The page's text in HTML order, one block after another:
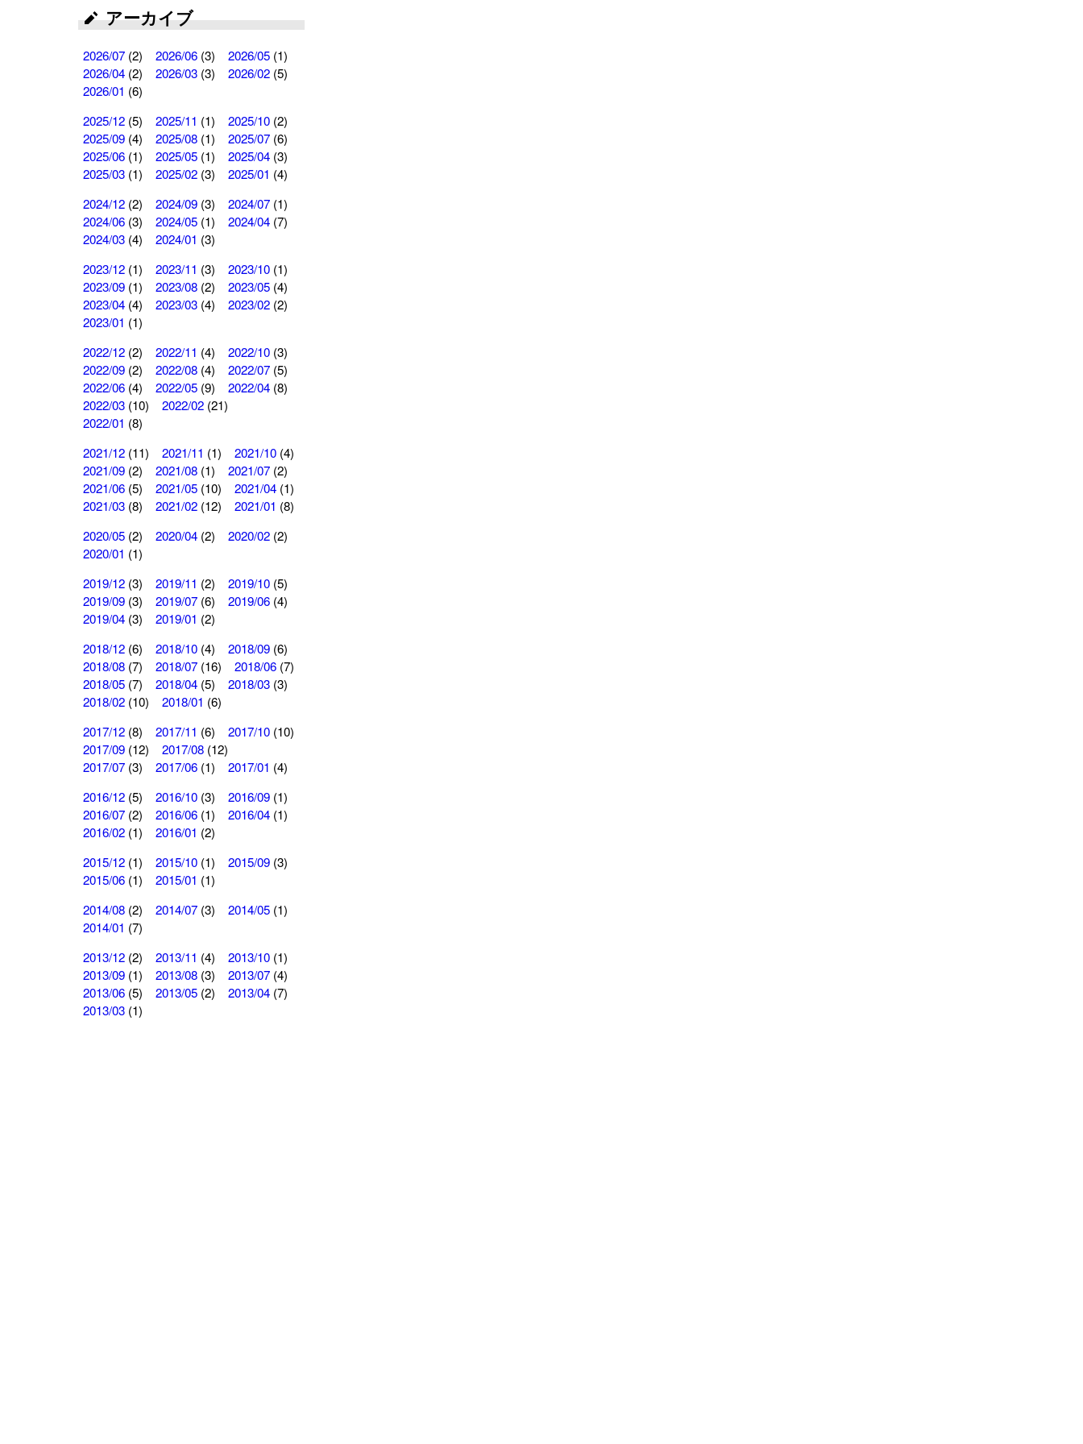
アーカイブ
2026/07 (2) 2026/06 (3) 2026/05 (1)
2026/04 (2) 2026/03 (3) 2026/02 (5)
2026/01 (6)
2025/12 (5) 2025/11 (1) 2025/10 (2)
2025/09 (4) 2025/08 (1) 2025/07 (6)
2025/06 (1) 2025/05 (1) 2025/04 (3)
2025/03 (1) 2025/02 (3) 2025/01 (4)
2024/12 (2) 2024/09 (3) 2024/07 (1)
2024/06 (3) 2024/05 (1) 2024/04 (7)
2024/03 (4) 2024/01 (3)
2023/12 (1) 2023/11 (3) 2023/10 (1)
2023/09 (1) 2023/08 (2) 2023/05 (4)
2023/04 (4) 2023/03 (4) 2023/02 (2)
2023/01 (1)
2022/12 (2) 2022/11 (4) 2022/10 (3)
2022/09 (2) 2022/08 (4) 2022/07 (5)
2022/06 (4) 2022/05 (9) 2022/04 (8)
2022/03 (10) 2022/02 (21)
2022/01 (8)
2021/12 (11) 2021/11 (1) 2021/10 (4)
2021/09 (2) 2021/08 (1) 2021/07 (2)
2021/06 (5) 2021/05 (10) 2021/04 (1)
2021/03 (8) 2021/02 (12) 2021/01 (8)
2020/05 (2) 2020/04 (2) 2020/02 (2)
2020/01 (1)
2019/12 (3) 2019/11 (2) 2019/10 (5)
2019/09 (3) 2019/07 (6) 2019/06 (4)
2019/04 (3) 2019/01 (2)
2018/12 (6) 2018/10 (4) 2018/09 (6)
2018/08 (7) 2018/07 (16) 2018/06 (7)
2018/05 (7) 2018/04 (5) 2018/03 (3)
2018/02 (10) 2018/01 (6)
2017/12 (8) 2017/11 (6) 2017/10 (10)
2017/09 (12) 2017/08 (12)
2017/07 (3) 2017/06 (1) 2017/01 (4)
2016/12 (5) 2016/10 (3) 2016/09 (1)
2016/07 (2) 2016/06 (1) 2016/04 (1)
2016/02 (1) 2016/01 (2)
2015/12 (1) 2015/10 (1) 2015/09 (3)
2015/06 (1) 2015/01 (1)
2014/08 (2) 2014/07 (3) 2014/05 (1)
2014/01 (7)
2013/12 (2) 2013/11 (4) 2013/10 (1)
2013/09 (1) 2013/08 (3) 2013/07 (4)
2013/06 (5) 2013/05 (2) 2013/04 (7)
2013/03 (1)